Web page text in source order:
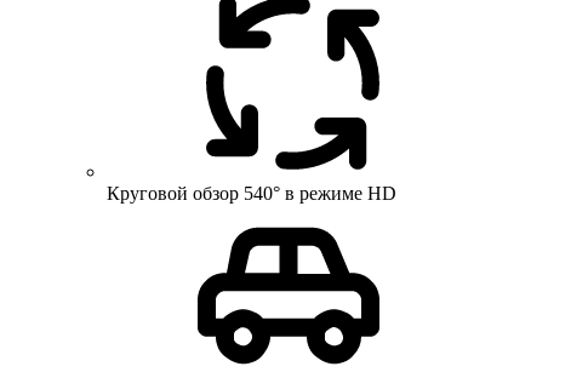
Круговой обзор 540° в режиме HD